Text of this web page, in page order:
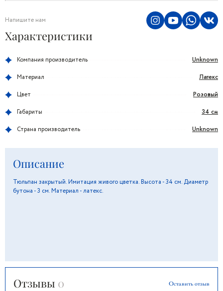
Напишите нам
Характеристики
Компания производитель Unknown
Материал Латекс
Цвет Розовый
Габариты 34 см
Страна производитель Unknown
Описание
Тюльпан закрытый. Имитация живого цветка. Высота - 34 см. Диаметр
бутона - 3 см. Материал - латекс.
Отзывы 0 Оставить отзыв